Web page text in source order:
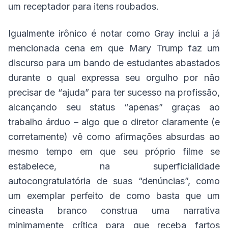
um receptador para itens roubados.
Igualmente irônico é notar como Gray inclui a já
mencionada cena em que Mary Trump faz um
discurso para um bando de estudantes abastados
durante o qual expressa seu orgulho por não
precisar de “ajuda” para ter sucesso na profissão,
alcançando seu status “apenas” graças ao
trabalho árduo – algo que o diretor claramente (e
corretamente) vê como afirmações absurdas ao
mesmo tempo em que seu próprio filme se
estabelece, na superficialidade
autocongratulatória de suas “denúncias”, como
um exemplar perfeito de como basta que um
cineasta branco construa uma narrativa
minimamente crítica para que receba fartos